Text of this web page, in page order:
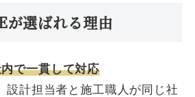
選ばれる理由
で一貫して対応
設計担当者と施工職人が同じ社